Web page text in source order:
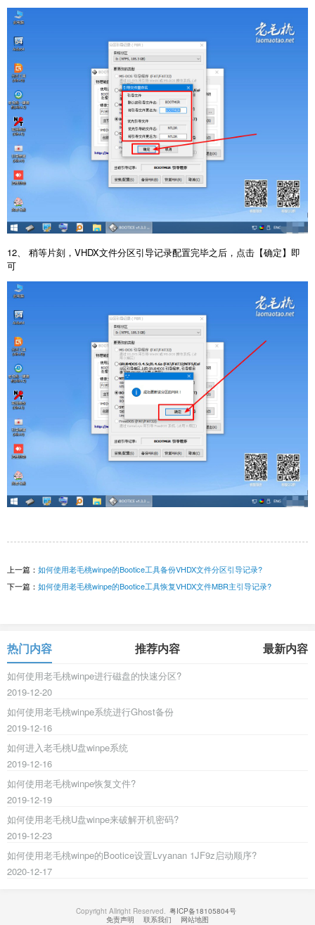
12、 稍等片刻，VHDX文件分区引导记录配置完毕之后，点击【确定】即
可
上一篇： 如何使用老毛桃winpe的Bootice工具备份VHDX文件分区引导记录?
下一篇： 如何使用老毛桃winpe的Bootice工具恢复VHDX文件MBR主引导记录?
热门内容 推荐内容 最新内容
如何使用老毛桃winpe进行磁盘的快速分区?
2019-12-20
如何使用老毛桃winpe系统进行Ghost备份
2019-12-16
如何进入老毛桃U盘winpe系统
2019-12-16
如何使用老毛桃winpe恢复文件?
2019-12-19
如何使用老毛桃U盘winpe来破解开机密码?
2019-12-23
如何使用老毛桃winpe的Bootice设置Lvyanan 1JF9z启动顺序?
2020-12-17
Copyright Allright Reserved. 粤ICP备18105804号
免责声明
联系我们 网站地图